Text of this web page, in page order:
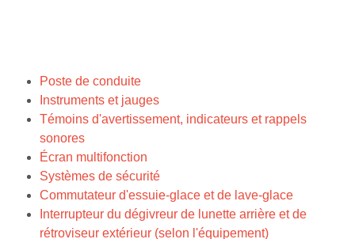
Poste de conduite
Instruments et jauges
Témoins d'avertissement, indicateurs et rappels
sonores
Écran multifonction
Systèmes de sécurité
Commutateur d'essuie-glace et de lave-glace
Interrupteur du dégivreur de lunette arrière et de
rétroviseur extérieur (selon l'équipement)